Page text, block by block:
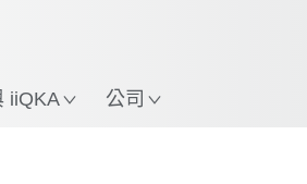
iiQKA 公司